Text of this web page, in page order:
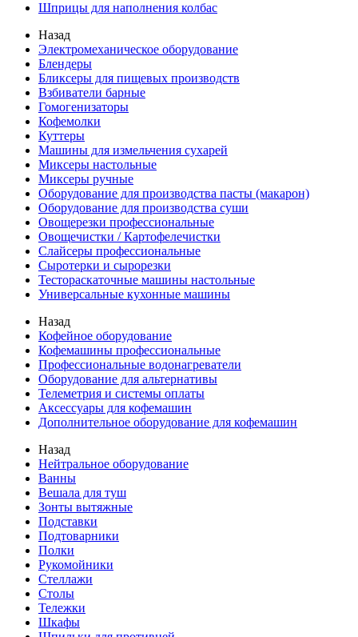
Шприцы для наполнения колбас
Назад
Электромеханическое оборудование
Блендеры
Бликсеры для пищевых производств
Взбиватели барные
Гомогенизаторы
Кофемолки
Куттеры
Машины для измельчения сухарей
Миксеры настольные
Миксеры ручные
Оборудование для производства пасты (макарон)
Оборудование для производства суши
Овощерезки профессиональные
Овощечистки / Картофелечистки
Слайсеры профессиональные
Сыротерки и сырорезки
Тестораскаточные машины настольные
Универсальные кухонные машины
Назад
Кофейное оборудование
Кофемашины профессиональные
Профессиональные водонагреватели
Оборудование для альтернативы
Телеметрия и системы оплаты
Аксессуары для кофемашин
Дополнительное оборудование для кофемашин
Назад
Нейтральное оборудование
Ванны
Вешала для туш
Зонты вытяжные
Подставки
Подтоварники
Полки
Рукомойники
Стеллажи
Столы
Тележки
Шкафы